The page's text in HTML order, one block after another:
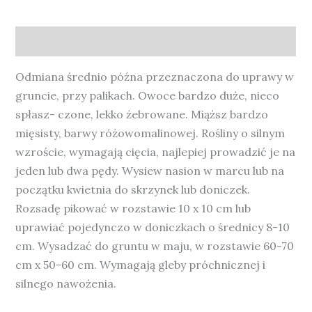
Odmiana średnio późna przeznaczona do uprawy w
gruncie, przy palikach. Owoce bardzo duże, nieco
spłasz- czone, lekko żebrowane. Miąższ bardzo
mięsisty, barwy różowomalinowej. Rośliny o silnym
wzroście, wymagają cięcia, najlepiej prowadzić je na
jeden lub dwa pędy. Wysiew nasion w marcu lub na
początku kwietnia do skrzynek lub doniczek.
Rozsadę pikować w rozstawie 10 x 10 cm lub
uprawiać pojedynczo w doniczkach o średnicy 8-10
cm. Wysadzać do gruntu w maju, w rozstawie 60-70
cm x 50-60 cm. Wymagają gleby próchnicznej i
silnego nawożenia.